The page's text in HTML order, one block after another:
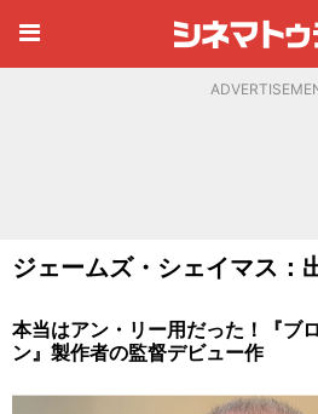
ジェームズ・シェイマス：
本当はアン・リー用だった！『ブ
ン』製作者の監督デビュー作